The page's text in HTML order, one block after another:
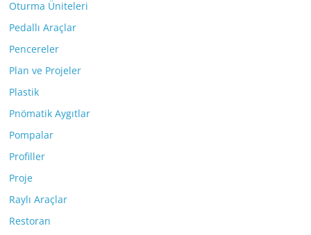
Oturma Üniteleri
Pedallı Araçlar
Pencereler
Plan ve Projeler
Plastik
Pnömatik Aygıtlar
Pompalar
Profiller
Proje
Raylı Araçlar
Restoran